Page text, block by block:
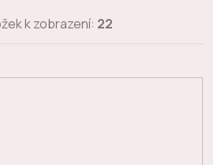
k zobrazení: 22